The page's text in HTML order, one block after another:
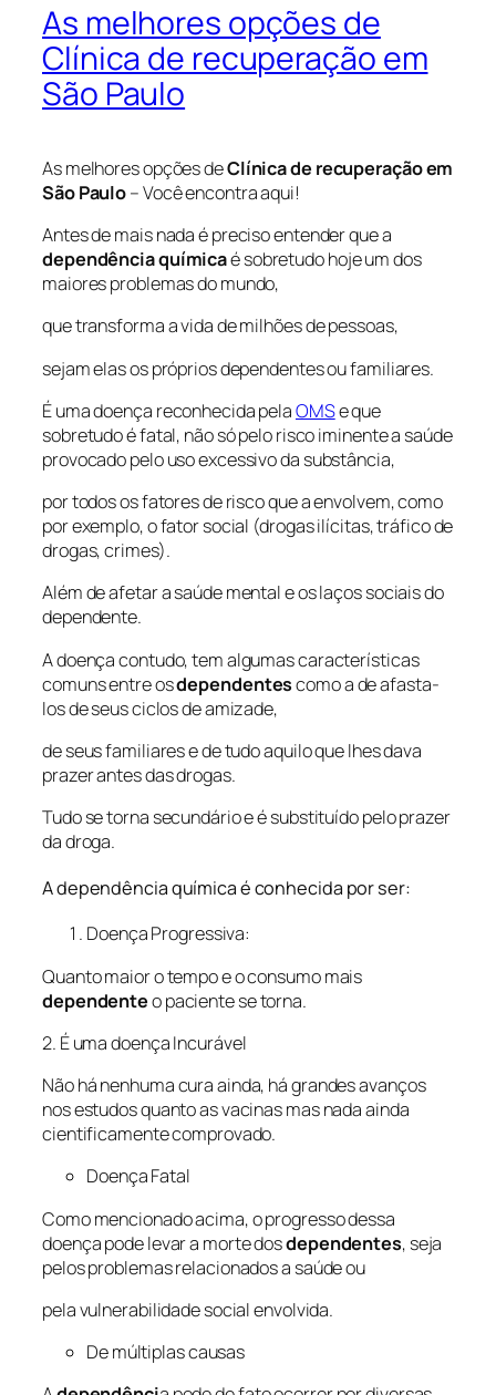
As melhores opções de
Clínica de recuperação em
São Paulo
As melhores opções deClínica de recuperação em
São Paulo– Você encontra aqui!
Antes de mais nada é preciso entender que a
dependência químicaé sobretudo hoje um dos
maiores problemas do mundo,
que transforma a vida de milhões de pessoas,
sejam elas os próprios dependentes ou familiares.
É uma doença reconhecida pelaOMSe que
sobretudo é fatal, não só pelo risco iminente a saúde
provocado pelo uso excessivo da substância,
por todos os fatores de risco que a envolvem, como
por exemplo, o fator social (drogas ilícitas, tráfico de
drogas, crimes).
Além de afetar a saúde mental e os laços sociais do
dependente.
A doença contudo, tem algumas características
comuns entre osdependentescomo a de afasta-
los de seus ciclos de amizade,
de seus familiares e de tudo aquilo que lhes dava
prazer antes das drogas.
Tudo se torna secundário e é substituído pelo prazer
da droga.
A dependência química é conhecida por ser:
Doença Progressiva:
Quanto maior o tempo e o consumo mais
dependenteo paciente se torna.
2. É uma doença Incurável
Não há nenhuma cura ainda, há grandes avanços
nos estudos quanto as vacinas mas nada ainda
cientificamente comprovado.
Doença Fatal
Como mencionado acima, o progresso dessa
doença pode levar a morte dosdependentes, seja
pelos problemas relacionados a saúde ou
pela vulnerabilidade social envolvida.
De múltiplas causas